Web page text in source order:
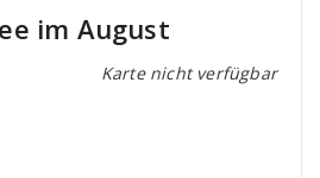
im August
Karte nicht verfügbar